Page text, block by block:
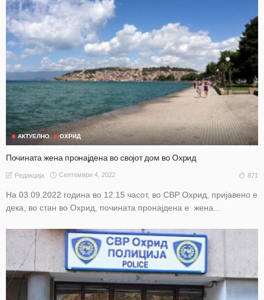
АКТУЕЛНО ОХРИД
Почината жена пронајдена во својот дом во Охрид
Редакција Септември 4, 2022 871
На 03.09.2022 година во 12.15 часот, во СВР Охрид, пријавено е
дека, во стан во Охрид, почината пронајдена е жена...